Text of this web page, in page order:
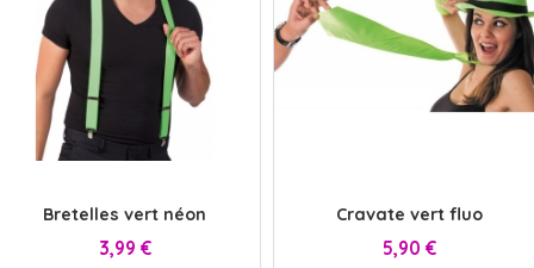
Bretelles vert néon
Prix
3,99 €
Cravate vert fluo
Prix
5,90 €